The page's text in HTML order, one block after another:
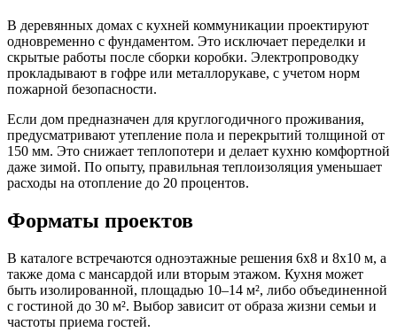
В деревянных домах с кухней коммуникации проектируют
одновременно с фундаментом. Это исключает переделки и
скрытые работы после сборки коробки. Электропроводку
прокладывают в гофре или металлорукаве, с учетом норм
пожарной безопасности.
Если дом предназначен для круглогодичного проживания,
предусматривают утепление пола и перекрытий толщиной от
150 мм. Это снижает теплопотери и делает кухню комфортной
даже зимой. По опыту, правильная теплоизоляция уменьшает
расходы на отопление до 20 процентов.
Форматы проектов
В каталоге встречаются одноэтажные решения 6х8 и 8х10 м, а
также дома с мансардой или вторым этажом. Кухня может
быть изолированной, площадью 10–14 м², либо объединенной
с гостиной до 30 м². Выбор зависит от образа жизни семьи и
частоты приема гостей.